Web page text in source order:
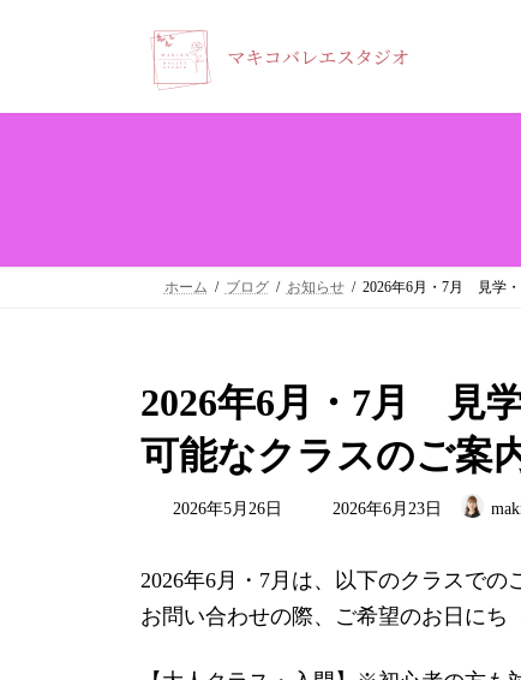
ホーム ブログ お知らせ 2026年6月・7月 見学
2026年6月・7月 見
可能なクラスのご案
2026年5月26日
最
新
日
2026年6月23日
2026年6月・7月は、以下のクラスでの
お問い合わせの際、ご希望のお日にち